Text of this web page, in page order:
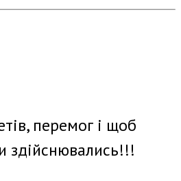
перемог і щоб
здійснювались!!!